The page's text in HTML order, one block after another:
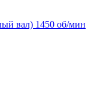
вал) 1450 об/мин